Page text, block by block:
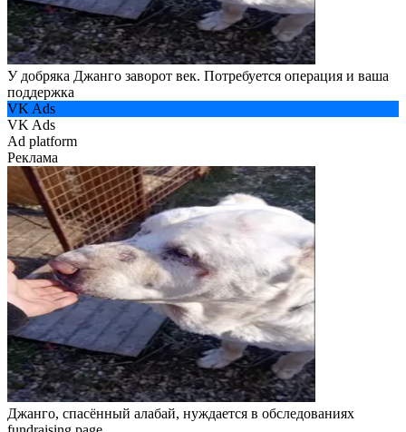
У добряка Джанго заворот век. Потребуется операция и ваша
поддержка
VK Ads
VK Ads
Ad platform
Реклама
Джанго, спасённый алабай, нуждается в обследованиях